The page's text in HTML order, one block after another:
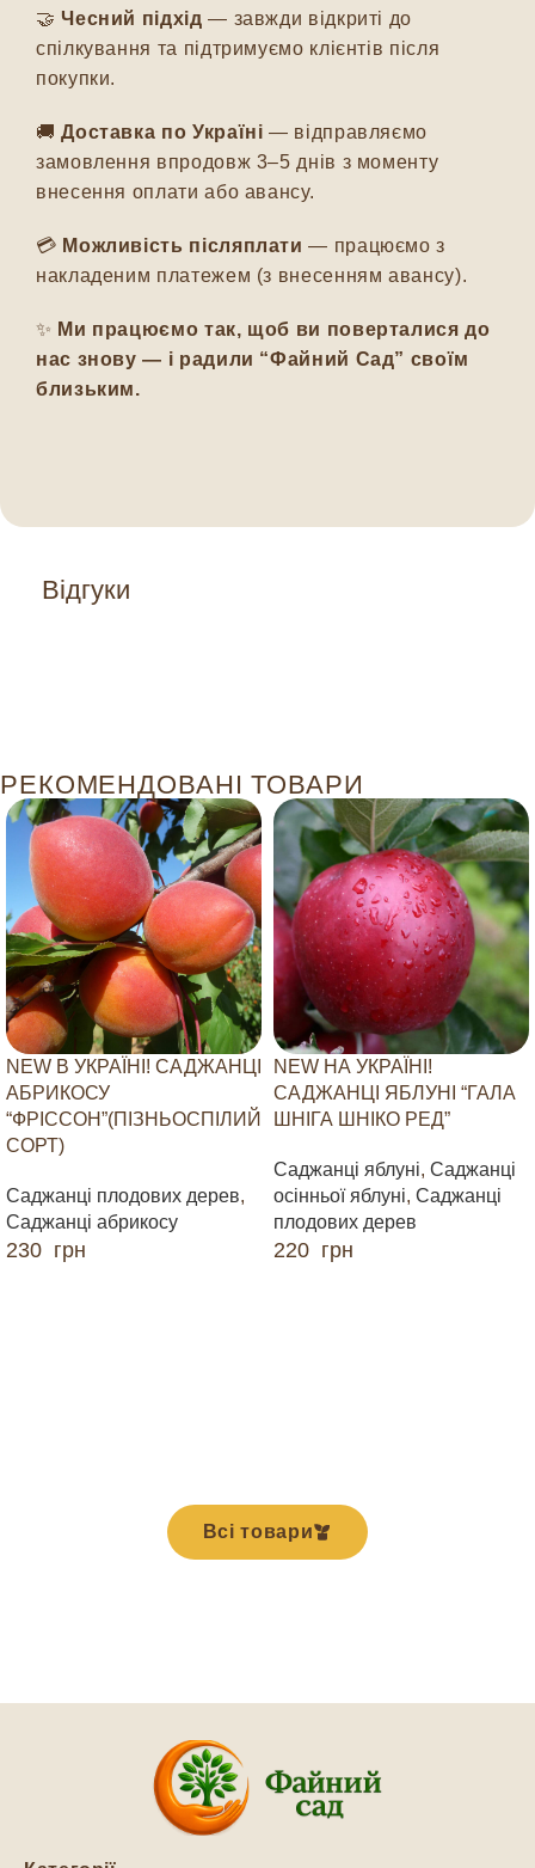
Відгуки
🤝Чесний підхід — завжди відкриті до
спілкування та підтримуємо клієнтів після
покупки.
🚚Доставка по Україні — відправляємо
замовлення впродовж 3–5 днів з моменту
внесення оплати або авансу.
💳 Можливість післяплати — працюємо з
накладеним платежем (з внесенням авансу).
✨ Ми працюємо так, щоб ви поверталися до
нас знову — і радили “Файний Сад” своїм
близьким.
РЕКОМЕНДОВАНІ ТОВАРИ
NEW В УКРАЇНІ! САДЖАНЦІ
АБРИКОСУ
“ФРІССОН”(ПІЗНЬОСПІЛИЙ
СОРТ)
Саджанці плодових дерев,
Саджанці абрикосу
230 грн
NEW НА УКРАЇНІ!
САДЖАНЦІ ЯБЛУНІ “ГАЛА
ШНІГА ШНІКО РЕД”
Саджанці яблуні, Саджанці
осінньої яблуні, Саджанці
плодових дерев
220 грн
Всі товари